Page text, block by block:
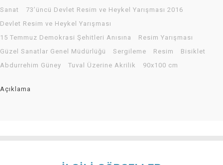
Sanat
73’üncü Devlet Resim ve Heykel Yarışması 2016
Devlet Resim ve Heykel Yarışması
15 Temmuz Demokrasi Şehitleri Anısına
Resim Yarışması
Güzel Sanatlar Genel Müdürlüğü
Sergileme Resim
Bisiklet
Abdurrehim Güney
Tuval Üzerine Akrilik 90x100 cm
Açıklama